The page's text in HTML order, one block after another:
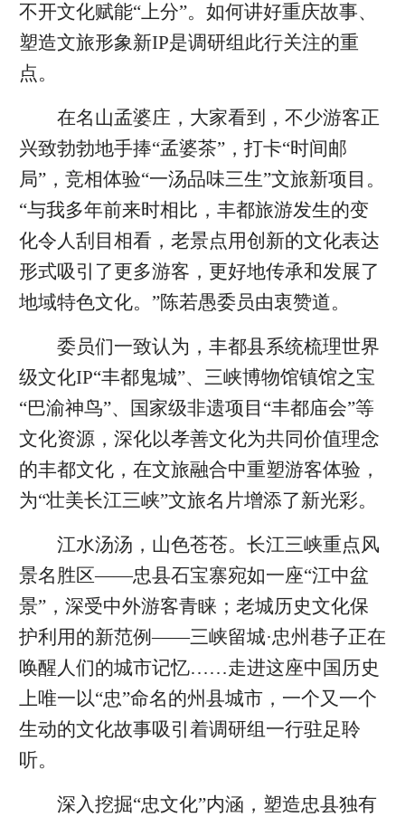
不开文化赋能“上分”。如何讲好重庆故事、
塑造文旅形象新IP是调研组此行关注的重
点。
在名山孟婆庄，大家看到，不少游客正
兴致勃勃地手捧“孟婆茶”，打卡“时间邮
局”，竞相体验“一汤品味三生”文旅新项目。
“与我多年前来时相比，丰都旅游发生的变
化令人刮目相看，老景点用创新的文化表达
形式吸引了更多游客，更好地传承和发展了
地域特色文化。”陈若愚委员由衷赞道。
委员们一致认为，丰都县系统梳理世界
级文化IP“丰都鬼城”、三峡博物馆镇馆之宝
“巴渝神鸟”、国家级非遗项目“丰都庙会”等
文化资源，深化以孝善文化为共同价值理念
的丰都文化，在文旅融合中重塑游客体验，
为“壮美长江三峡”文旅名片增添了新光彩。
江水汤汤，山色苍苍。长江三峡重点风
景名胜区——忠县石宝寨宛如一座“江中盆
景”，深受中外游客青睐；老城历史文化保
护利用的新范例——三峡留城·忠州巷子正在
唤醒人们的城市记忆……走进这座中国历史
上唯一以“忠”命名的州县城市，一个又一个
生动的文化故事吸引着调研组一行驻足聆
听。
深入挖掘“忠文化”内涵，塑造忠县独有